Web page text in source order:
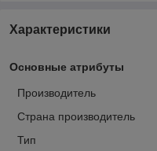
Характеристики
Основные атрибуты
Производитель
Страна производитель
Тип